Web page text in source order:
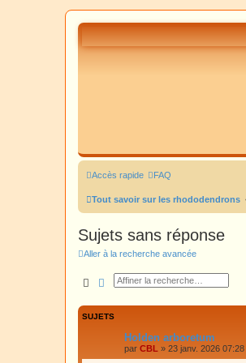
Accès rapide FAQ
Tout savoir sur les rhododendrons
Sujets sans réponse
Aller à la recherche avancée
Rechercher
Recherche avancée
SUJETS
Holden arboretum
par CBL » 23 janv. 2026 07:28